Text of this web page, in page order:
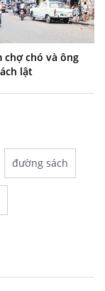
chợ chó và ông
lật
đường sách